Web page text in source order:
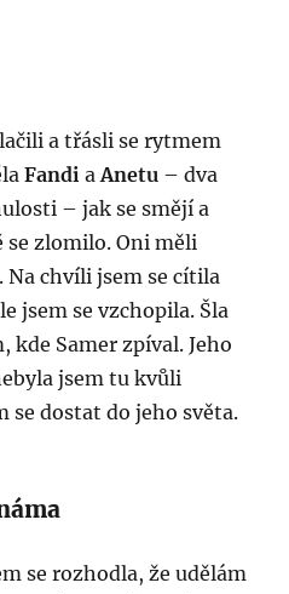
a třásli se rytmem
Fandi aAnetu – dva
– jak se smějí a
se zlomilo. Oni měli
Na chvíli jsem se cítila
jsem se vzchopila. Šla
kde Samer zpíval. Jeho
jsem tu kvůli
se dostat do jeho světa.
se rozhodla, že udělám